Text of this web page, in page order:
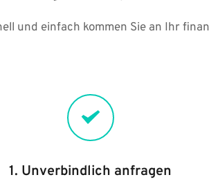
und einfach kommen Sie an Ihr
1. Unverbindlich anfragen